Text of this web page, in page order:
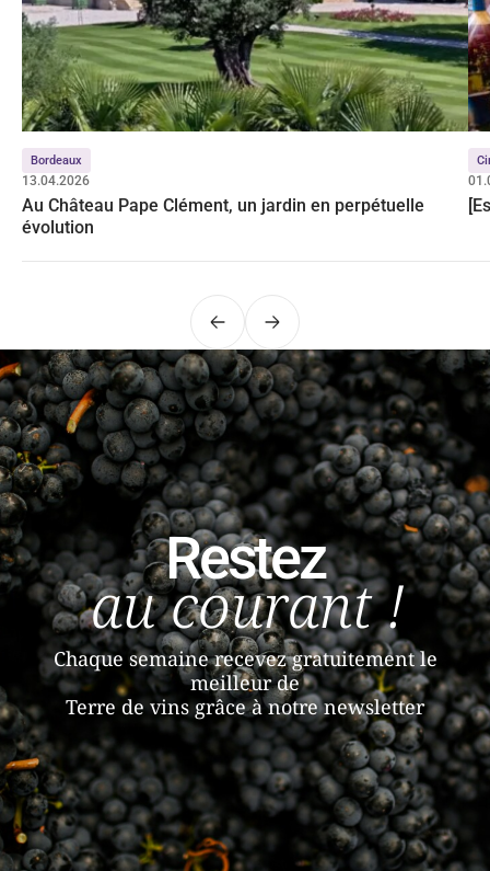
Bordeaux
13.04.2026
Au Château Pape Clément, un jardin en perpétuelle
évolution
PrécédentSuivant
Restez
au courant !
Chaque semaine recevez gratuitement le
meilleur de
Terre de vins grâce à notre newsletter